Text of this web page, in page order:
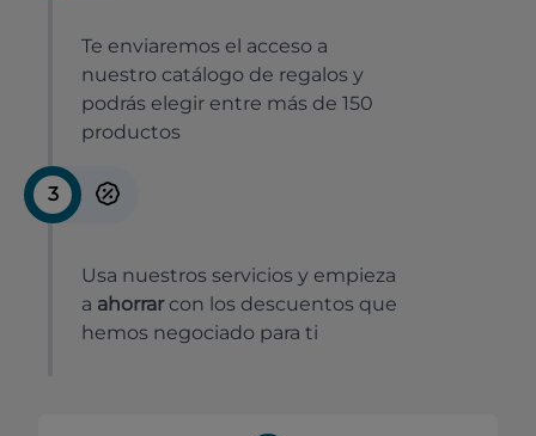
Te enviaremos el acceso a
nuestro catálogo de regalos y
podrás elegir entre más de 150
productos
3
Usa nuestros servicios y empieza
a ahorrar con los descuentos que
hemos negociado para ti